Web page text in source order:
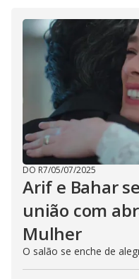
DO R7/05/07/2025
Arif e Bahar
união com
Mulher
O salão se enche de